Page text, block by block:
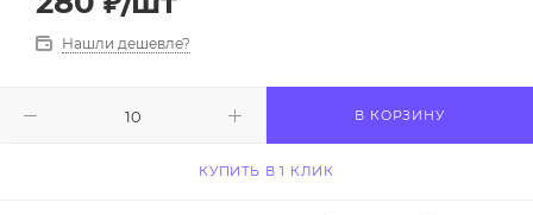
Нашли дешевле?
В КОРЗИНУ
КУПИТЬ В 1 КЛИК